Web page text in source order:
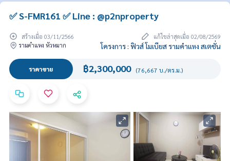
✅ S-FMR161 ✅ Line : @p2nproperty
สร้างเมื่อ 03/11/2566
แก้ไขล่าสุดเมื่อ 02/08/2569
รามคำแหง หัวหมาก
โครงการ : ฟิวส์ โมเบียส รามคำแหง สเตชั่น
ราคาขาย ฿2,300,000 (76,667 บ./ตร.ม.)